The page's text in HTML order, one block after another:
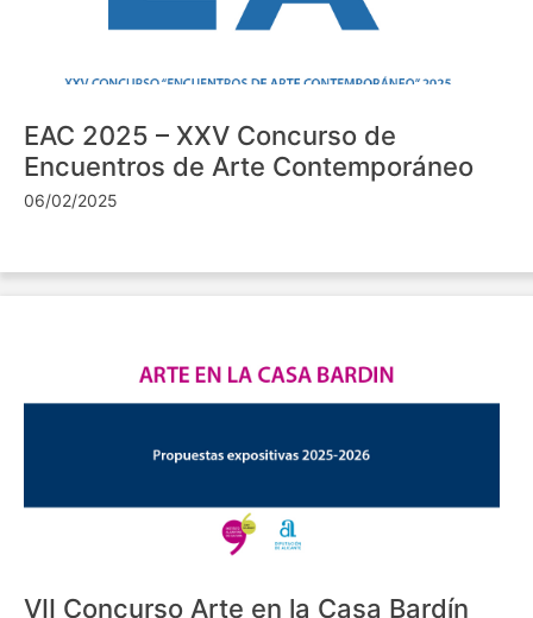
EAC 2025 – XXV Concurso de
Encuentros de Arte Contemporáneo
06/02/2025
VII Concurso Arte en la Casa Bardín